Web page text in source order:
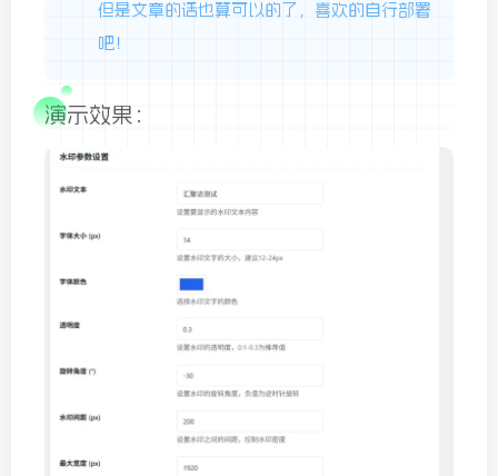
但是文章的话也算可以的了，喜欢的自行部署
吧！
演示效果：